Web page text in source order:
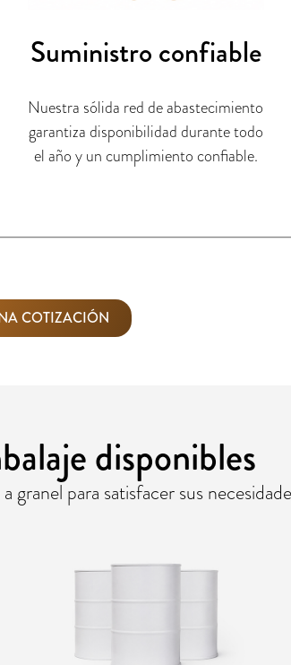
Suministro confiable
Nuestra sólida red de abastecimiento
garantiza disponibilidad durante todo
el año y un cumplimiento confiable.
COTIZACIÓN
disponibles
para satisfacer sus